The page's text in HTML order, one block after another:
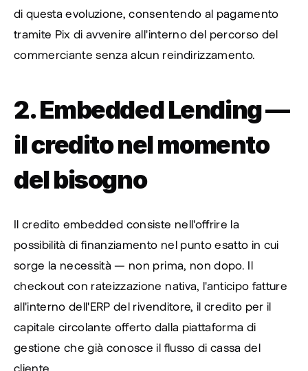
di questa evoluzione, consentendo al pagamento
tramite Pix di avvenire all'interno del percorso del
commerciante senza alcun reindirizzamento.
2. Embedded Lending —
il credito nel momento
del bisogno
Il credito embedded consiste nell'offrire la
possibilità di finanziamento nel punto esatto in cui
sorge la necessità — non prima, non dopo. Il
checkout con rateizzazione nativa, l'anticipo fatture
all'interno dell'ERP del rivenditore, il credito per il
capitale circolante offerto dalla piattaforma di
gestione che già conosce il flusso di cassa del
cliente.